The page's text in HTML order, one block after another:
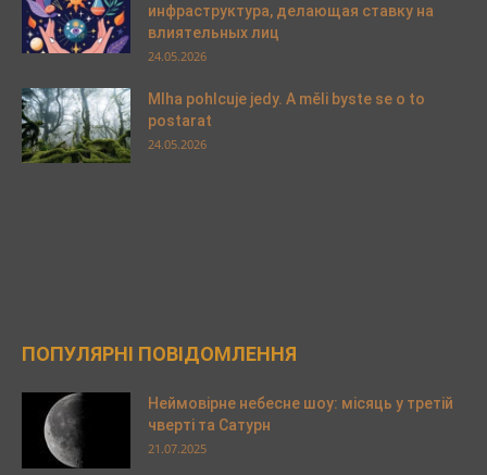
инфраструктура, делающая ставку на
влиятельных лиц
24.05.2026
Mlha pohlcuje jedy. A měli byste se o to
postarat
24.05.2026
ПОПУЛЯРНІ ПОВІДОМЛЕННЯ
Неймовірне небесне шоу: місяць у третій
чверті та Сатурн
21.07.2025